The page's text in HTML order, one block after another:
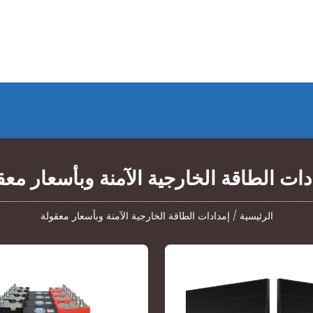
الطاقة الخارجية الآمنة وبأسعار
الرئيسية / إمدادات الطاقة الخارجية الآمنة وبأسعار معقولة